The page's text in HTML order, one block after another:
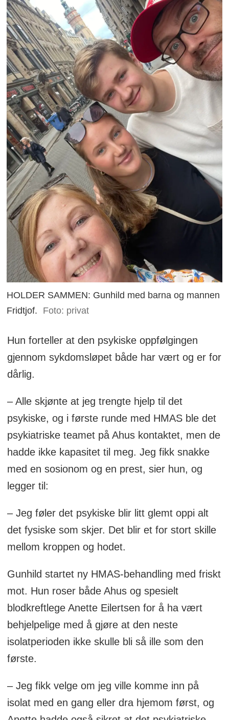
HOLDER SAMMEN: Gunhild med barna og mannen
Fridtjof.
Foto: privat
Hun forteller at den psykiske oppfølgingen
gjennom sykdomsløpet både har vært og er for
dårlig.
– Alle skjønte at jeg trengte hjelp til det
psykiske, og i første runde med HMAS ble det
psykiatriske teamet på Ahus kontaktet, men de
hadde ikke kapasitet til meg. Jeg fikk snakke
med en sosionom og en prest, sier hun, og
legger til:
– Jeg føler det psykiske blir litt glemt oppi alt
det fysiske som skjer. Det blir et for stort skille
mellom kroppen og hodet.
Gunhild startet ny HMAS-behandling med friskt
mot. Hun roser både Ahus og spesielt
blodkreftlege Anette Eilertsen for å ha vært
behjelpelige med å gjøre at den neste
isolatperioden ikke skulle bli så ille som den
første.
– Jeg fikk velge om jeg ville komme inn på
isolat med en gang eller dra hjemom først, og